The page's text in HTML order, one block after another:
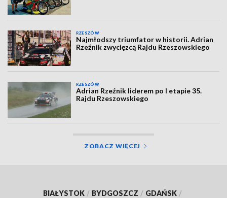
RZESZÓW
Najmłodszy triumfator w historii. Adrian
Rzeźnik zwycięzcą Rajdu Rzeszowskiego
RZESZÓW
Adrian Rzeźnik liderem po I etapie 35.
Rajdu Rzeszowskiego
ZOBACZ WIĘCEJ
BIAŁYSTOK / BYDGOSZCZ / GDAŃSK /